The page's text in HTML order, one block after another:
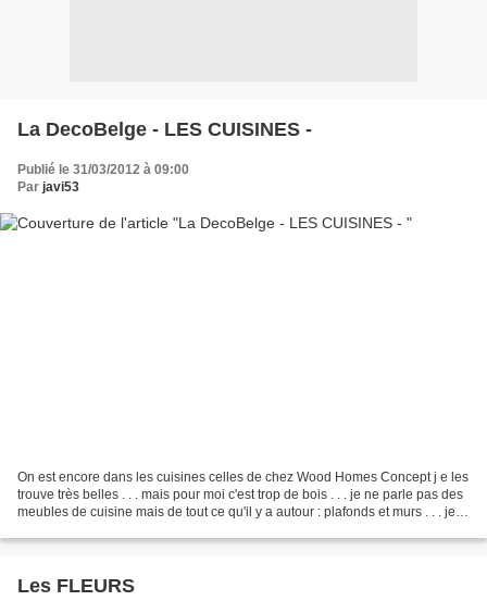
La DecoBelge - LES CUISINES -
Publié le 31/03/2012 à 09:00
Par javi53
On est encore dans les cuisines celles de chez Wood Homes Concept j e les
trouve très belles . . . mais pour moi c'est trop de bois . . . je ne parle pas des
meubles de cuisine mais de tout ce qu'il y a autour : plafonds et murs . . . je
Les FLEURS